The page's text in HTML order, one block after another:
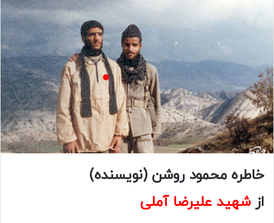
خاطره محمود روشن (نویسنده)
از شهید علیرضا آملی